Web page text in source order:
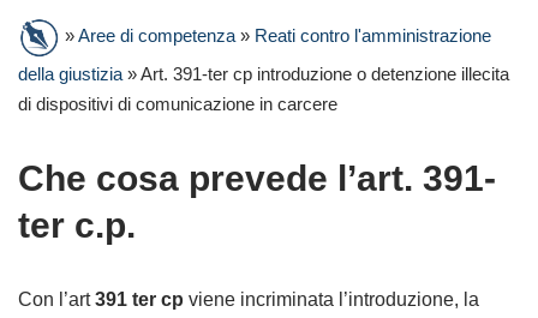
»Aree di competenza» Reati contro l'amministrazione
della giustizia »Art. 391-ter cp introduzione o detenzione illecita
di dispositivi di comunicazione in carcere
Che cosa prevede l’art. 391-
ter c.p.
Con l’art391 ter cp viene incriminata l’introduzione, la